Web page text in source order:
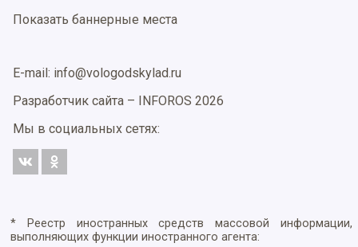
Показать баннерные места
E-mail: info@vologodskylad.ru
Разработчик сайта – INFOROS 2026
Мы в социальных сетях:
* Реестр иностранных средств массовой информации,
выполняющих функции иностранного агента: